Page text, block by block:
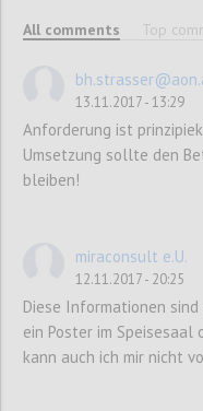
Überarbeitung
und
P2
Hier stehen
All comments Top
13.11.2017 - 13:29
Anforderung ist
Umsetzung sollte den
bleiben!
miraconsult e.U.
12.11.2017 - 20:25
Diese Informationen
ein Poster im Speisesaal
kann auch ich mir nicht